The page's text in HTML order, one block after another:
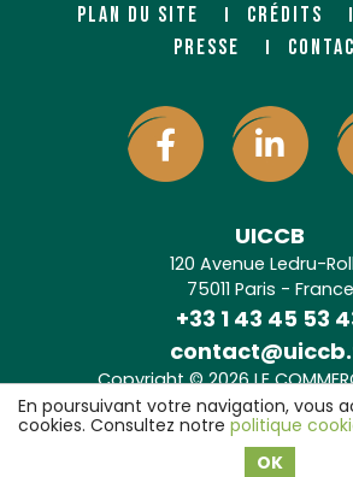
PLAN DU SITE
CRÉDITS
PRESSE
UICCB
120 Avenue Ledru-
75011 Paris - France
+33 1 43 45 53
Copyright © 2026 LE
Agence web Paris:
En poursuivant votre navigation, vous
cookies. Consultez notre politique
OK